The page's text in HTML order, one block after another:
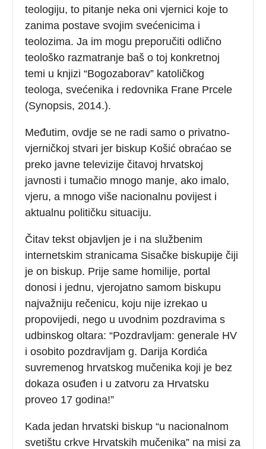
teologiju, to pitanje neka oni vjernici koje to
zanima postave svojim svećenicima i
teolozima. Ja im mogu preporučiti odlično
teološko razmatranje baš o toj konkretnoj
temi u knjizi “Bogozaborav” katoličkog
teologa, svećenika i redovnika Frane Prcele
(Synopsis, 2014.).
Međutim, ovdje se ne radi samo o privatno-
vjerničkoj stvari jer biskup Košić obraćao se
preko javne televizije čitavoj hrvatskoj
javnosti i tumačio mnogo manje, ako imalo,
vjeru, a mnogo više nacionalnu povijest i
aktualnu političku situaciju.
Čitav tekst objavljen je i na službenim
internetskim stranicama Sisačke biskupije čiji
je on biskup. Prije same homilije, portal
donosi i jednu, vjerojatno samom biskupu
najvažniju rečenicu, koju nije izrekao u
propovijedi, nego u uvodnim pozdravima s
udbinskog oltara: “Pozdravljam: generale HV
i osobito pozdravljam g. Darija Kordića
suvremenog hrvatskog mučenika koji je bez
dokaza osuđen i u zatvoru za Hrvatsku
proveo 17 godina!”
Kada jedan hrvatski biskup “u nacionalnom
svetištu crkve Hrvatskih mučenika” na misi za